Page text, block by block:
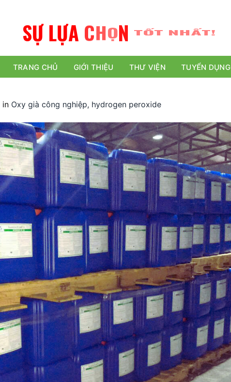
SỰ LỰA CHỌN TỐT NHẤT!
TRANG CHỦ GIỚI THIỆU THƯ VIỆN TUYỂN DỤNG
in Oxy già công nghiệp, hydrogen peroxide